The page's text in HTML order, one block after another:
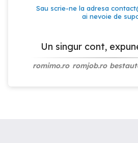
Sau scrie-ne la adresa
ai nevoie de
Un singur cont,
romimo.ro romjob.ro